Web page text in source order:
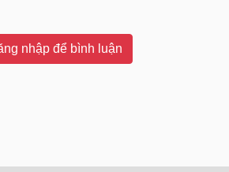
nhập để bình luận